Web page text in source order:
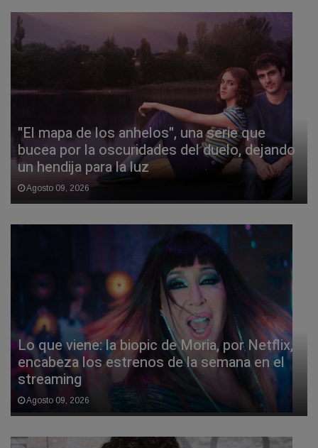
"El mapa de los anhelos", una serie que
bucea por la oscuridades del duelo, dejando
un hendija para la luz
Agosto 09, 2026
Lo que viene: la biopic de Moria, por Netflix,
encabeza los estrenos de la semana en el
streaming
Agosto 09, 2026